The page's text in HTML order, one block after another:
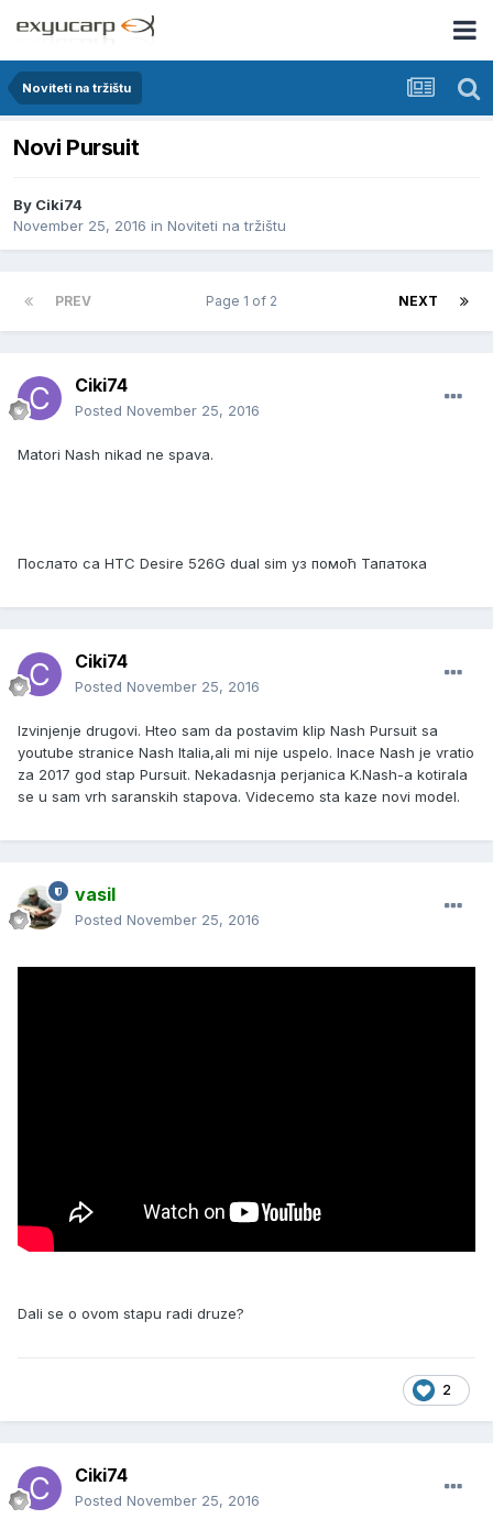
Noviteti na tržištu
Novi Pursuit
By Ciki74
November 25, 2016 in Noviteti na tržištu
PREV NEXT
Page 1 of 2
Ciki74
Posted November 25, 2016
Matori Nash nikad ne spava.
Послато са HTC Desire 526G dual sim уз помоћ Тапатока
Ciki74
Posted November 25, 2016
Izvinjenje drugovi. Hteo sam da postavim klip Nash Pursuit sa
youtube stranice Nash Italia,ali mi nije uspelo. Inace Nash je vratio
za 2017 god stap Pursuit. Nekadasnja perjanica K.Nash-a kotirala
se u sam vrh saranskih stapova. Videcemo sta kaze novi model.
vasil
Posted November 25, 2016
Dali se o ovom stapu radi druze?
2
Ciki74
Posted November 25, 2016